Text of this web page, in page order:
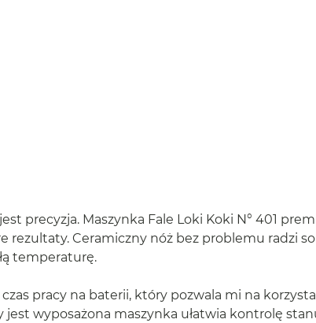
precyzja. Maszynka Fale Loki Koki N° 401
rezultaty. Ceramiczny nóż bez problemu radzi
temperaturę.
pracy na baterii, który pozwala mi na
jest wyposażona maszynka ułatwia kontrolę